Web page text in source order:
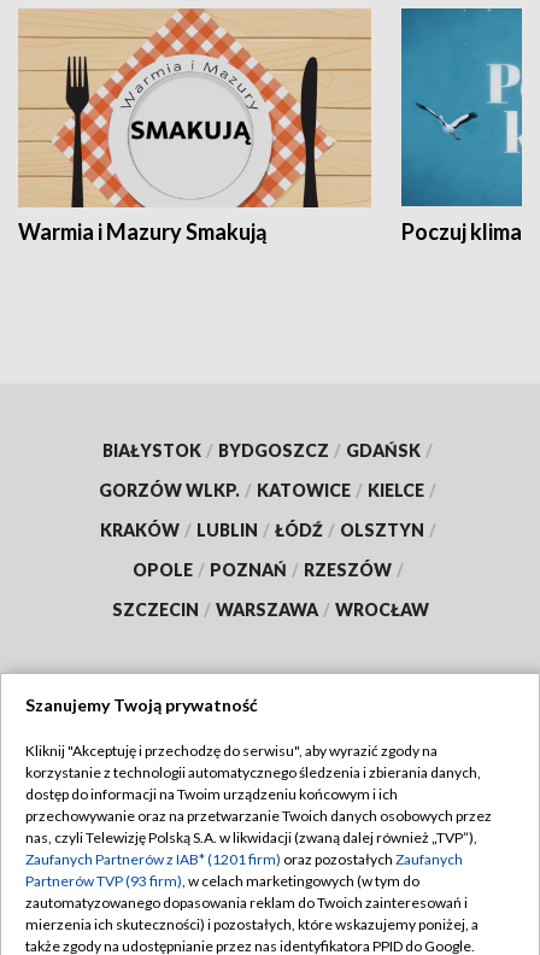
Warmia i Mazury Smakują Poczuj klimat
BIAŁYSTOK / BYDGOSZCZ / GDAŃSK /
GORZÓW WLKP. / KATOWICE / KIELCE /
KRAKÓW / LUBLIN / ŁÓDŹ / OLSZTYN /
OPOLE / POZNAŃ / RZESZÓW /
SZCZECIN / WARSZAWA / WROCŁAW
TVP
Abonament TVP
Emisja w TVP
Centrum informacji TVP
Naziemna Telewizja Cyfrowa
Regulamin TVP
Polityka prywatności
Moje zgody
Pomoc
Szanujemy Twoją prywatność
Kliknij "Akceptuję i przechodzę do serwisu", aby wyrazić zgody na
korzystanie z technologii automatycznego śledzenia i zbierania danych,
dostęp do informacji na Twoim urządzeniu końcowym i ich
przechowywanie oraz na przetwarzanie Twoich danych osobowych przez
nas, czyli Telewizję Polską S.A. w likwidacji (zwaną dalej również „TVP”),
Zaufanych Partnerów z IAB* (1201 firm) oraz pozostałych Zaufanych
Partnerów TVP (93 firm), w celach marketingowych (w tym do
zautomatyzowanego dopasowania reklam do Twoich zainteresowań i
mierzenia ich skuteczności) i pozostałych, które wskazujemy poniżej, a
także zgody na udostępnianie przez nas identyfikatora PPID do Google.